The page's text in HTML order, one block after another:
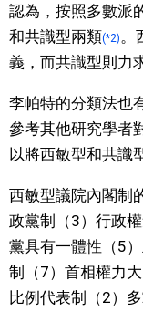
東京
編輯部通知
認為，按照多數派
和共識型兩類(*2) 。
義，而共識型則力
李帕特的分類法也
參考其他研究學者
以將西敏型和共識
西敏型議院內閣制
政黨制（3）行政
黨具有一體性（5
制（7）首相權力
比例代表制（2）